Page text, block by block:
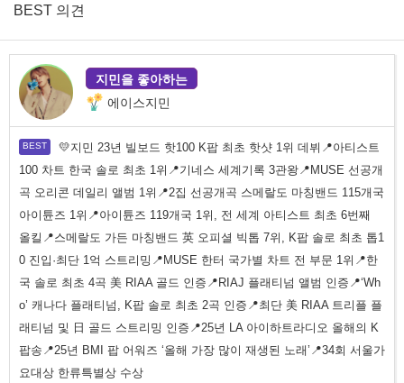
BEST 의견
지민을 좋아하는
에이스지민
💛지민 23년 빌보드 핫100 K팝 최초 핫샷 1위 데뷔📍아티스트
100 차트 한국 솔로 최초 1위📍기네스 세계기록 3관왕📍MUSE 선공개
곡 오리콘 데일리 앨범 1위📍2집 선공개곡 스메랄도 마칭밴드 115개국
아이튠즈 1위📍아이튠즈 119개국 1위, 전 세계 아티스트 최초 6번째
올킬📍스메랄도 가든 마칭밴드 英 오피셜 빅톱 7위, K팝 솔로 최초 톱1
0 진입·최단 1억 스트리밍📍MUSE 한터 국가별 차트 전 부문 1위📍한
국 솔로 최초 4곡 美 RIAA 골드 인증📍RIAJ 플래티넘 앨범 인증📍‘Wh
o’ 캐나다 플래티넘, K팝 솔로 최초 2곡 인증📍최단 美 RIAA 트리플 플
래티넘 및 日 골드 스트리밍 인증📍25년 LA 아이하트라디오 올해의 K
팝송📍25년 BMI 팝 어워즈 ‘올해 가장 많이 재생된 노래’📍34회 서울가
요대상 한류특별상 수상